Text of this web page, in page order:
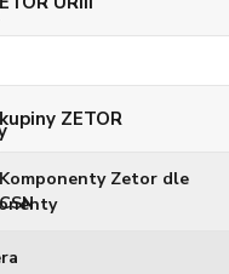
ZETOR
Komponenty Zetor dle
CSN